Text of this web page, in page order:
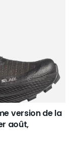
version de la
août,